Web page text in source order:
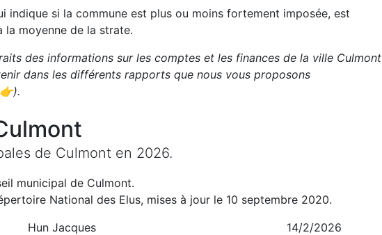
indique si la commune est plus ou moins fortement imposée, est
la moyenne de la strate.
des informations sur les comptes et les finances de la ville Culmont
dans les différents rapports que nous vous proposons
.
de Culmont en 2026.
municipal de Culmont.
National des Elus, mises à jour le 10 septembre 2020.
Hun Jacques
14/2/2026